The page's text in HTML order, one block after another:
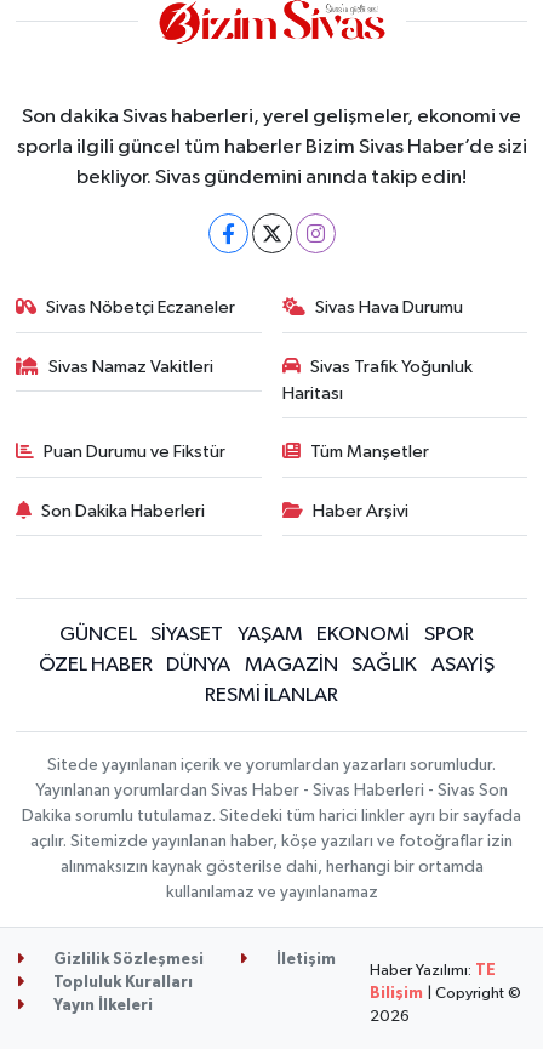
Son dakika Sivas haberleri, yerel gelişmeler, ekonomi ve
sporla ilgili güncel tüm haberler Bizim Sivas Haber’de sizi
bekliyor. Sivas gündemini anında takip edin!
Sivas Nöbetçi Eczaneler Sivas Hava Durumu
Sivas Namaz Vakitleri
Sivas Trafik Yoğunluk
Haritası
Puan Durumu ve Fikstür Tüm Manşetler
Son Dakika Haberleri Haber Arşivi
GÜNCEL SİYASET YAŞAM EKONOMİ
SPOR
ÖZEL HABER
DÜNYA MAGAZİN SAĞLIK
ASAYİŞ
RESMİ İLANLAR
Sitede yayınlanan içerik ve yorumlardan yazarları sorumludur.
Yayınlanan yorumlardan Sivas Haber - Sivas Haberleri - Sivas Son
Dakika sorumlu tutulamaz. Sitedeki tüm harici linkler ayrı bir sayfada
açılır. Sitemizde yayınlanan haber, köşe yazıları ve fotoğraflar izin
alınmaksızın kaynak gösterilse dahi, herhangi bir ortamda
kullanılamaz ve yayınlanamaz
Gizlilik Sözleşmesi
İletişim
Topluluk Kuralları
Yayın İlkeleri
Haber Yazılımı: TE
Bilişim | Copyright ©
2026